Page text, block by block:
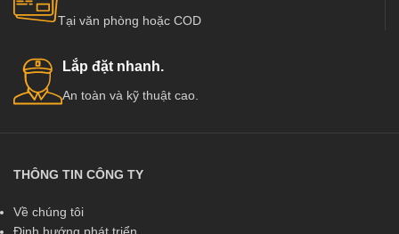
Tại văn phòng hoặc COD
Lắp đặt nhanh.
An toàn và kỹ thuật cao.
THÔNG TIN CÔNG TY
Về chúng tôi